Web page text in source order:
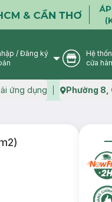
User Icon
/ Đăng ký
Hệ
cửa
ứng dụng Phường 8,